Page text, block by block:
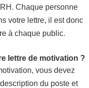
Chaque personne
votre lettre, il est donc
à chaque public.
lettre de motivation ?
vous devez
du poste et